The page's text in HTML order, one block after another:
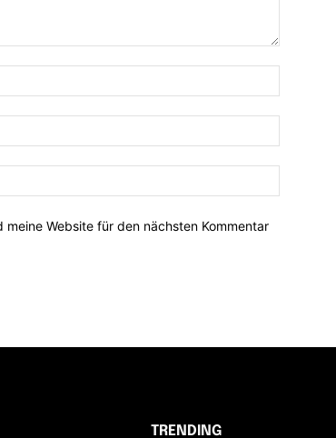
Website für den nächsten Kommentar
TRENDING